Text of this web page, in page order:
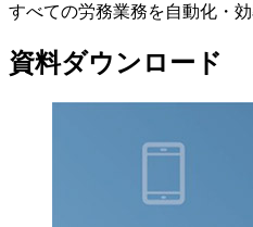
すべての労務業務を自動化・
資料ダウンロード